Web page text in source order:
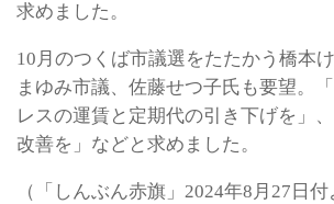
求めました。
10月のつくば市議選をたたかう橋本
まゆみ市議、佐藤せつ子氏も要望。
レスの運賃と定期代の引き下げを」
改善を」などと求めました。
（「しんぶん赤旗」2024年8月27日付